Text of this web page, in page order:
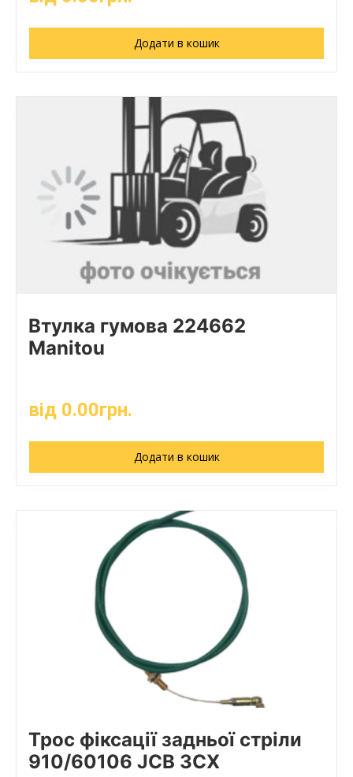
Додати в кошик
Втулка гумова 224662
Manitou
від 0.00грн.
Додати в кошик
Трос фіксації задньої стріли
910/60106 JCB 3CX